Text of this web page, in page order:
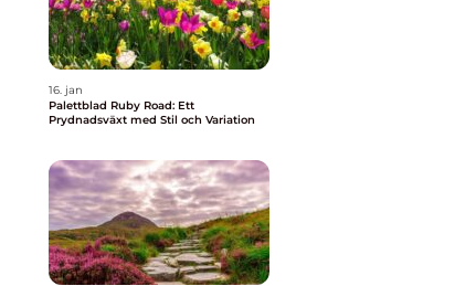
16. jan
Palettblad Ruby Road: Ett
Prydnadsväxt med Stil och Variation